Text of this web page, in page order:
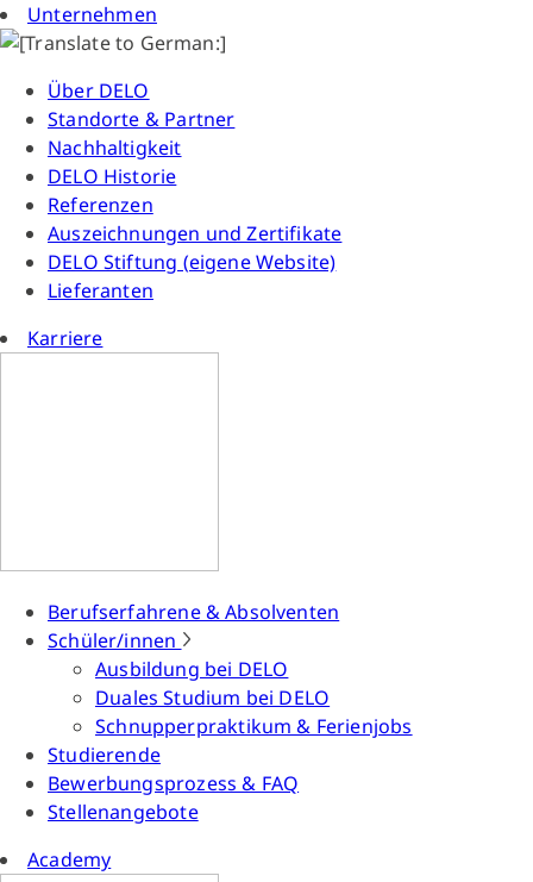
Unternehmen
Über DELO
Standorte & Partner
Nachhaltigkeit
DELO Historie
Referenzen
Auszeichnungen und Zertifikate
DELO Stiftung (eigene Website)
Lieferanten
Karriere
Berufserfahrene & Absolventen
Schüler/innen
Ausbildung bei DELO
Duales Studium bei DELO
Schnupperpraktikum & Ferienjobs
Studierende
Bewerbungsprozess & FAQ
Stellenangebote
Academy